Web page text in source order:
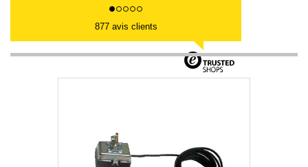
877 avis clients